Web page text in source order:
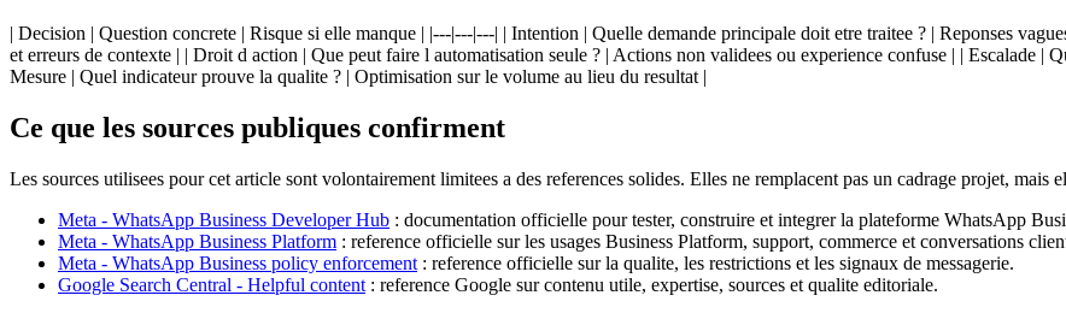
| Decision | Question concrete | Risque si elle manque | |---|---|---| | Intention | Quelle demande principale doit etre traitee ? | Reponses
et erreurs de contexte | | Droit d action | Que peut faire l automatisation seule ? | Actions non validees ou experience confuse | | Escalade |
Mesure | Quel indicateur prouve la qualite ? | Optimisation sur le volume au lieu du resultat |
Ce que les sources publiques confirment
Les sources utilisees pour cet article sont volontairement limitees a des references solides. Elles ne remplacent pas un cadrage projet, mais
Meta - WhatsApp Business Developer Hub : documentation officielle pour tester, construire et integrer la plateforme WhatsApp
Meta - WhatsApp Business Platform : reference officielle sur les usages Business Platform, support, commerce et conversations
Meta - WhatsApp Business policy enforcement : reference officielle sur la qualite, les restrictions et les signaux de messagerie.
Google Search Central - Helpful content : reference Google sur contenu utile, expertise, sources et qualite editoriale.